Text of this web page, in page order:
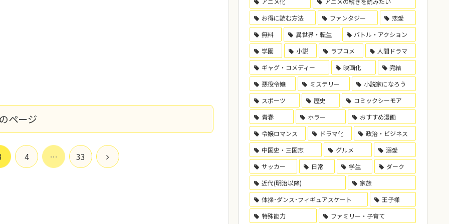
ページ
4 … 33
次
お得に読む方法
ファンタジー
恋愛
無料
異世界・転生
バトル・アクション
学園
小説 ラブコメ
人間ドラマ
ギャグ・コメディー
映画化
完結
悪役令嬢
ミステリー
小説家になろう
スポーツ
歴史
コミックシーモア
青春
ホラー
おすすめ漫画
令嬢ロマンス
ドラマ化
政治・ビジネス
中国史・三国志
グルメ
溺愛
サッカー
日常 学生
ダーク
近代(明治以降)
家族
体操･ダンス･フィギュアスケート
王子様
特殊能力
ファミリー・子育て